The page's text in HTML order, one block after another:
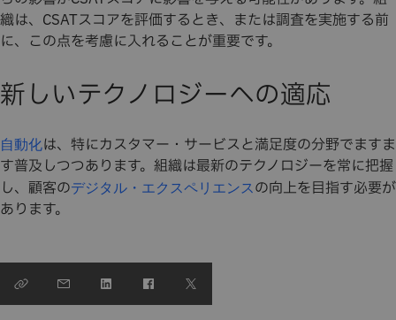
織は、CSATスコアを評価するとき、または調査を実施する前
に、この点を考慮に入れることが重要です。
新しいテクノロジーへの適応
自動化は、特にカスタマー・サービスと満足度の分野でますま
す普及しつつあります。組織は最新のテクノロジーを常に把握
し、顧客のデジタル・エクスペリエンスの向上を目指す必要が
あります。